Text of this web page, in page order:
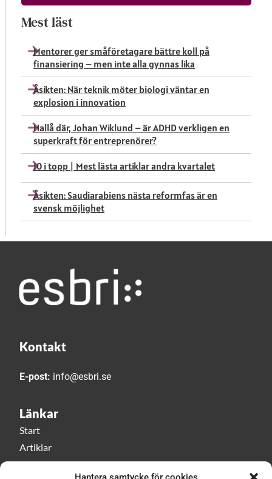
Mest läst
Mentorer ger småföretagare bättre koll på
finansiering – men inte alla gynnas lika
Åsikten: När teknik möter biologi väntar en
explosion i innovation
Hallå där, Johan Wiklund – är ADHD verkligen en
superkraft för entreprenörer?
10 i topp | Mest lästa artiklar andra kvartalet
Åsikten: Saudiarabiens nästa reformfas är en
svensk möjlighet
Kontakt
E-post: info@esbri.se
Länkar
Start
Artiklar
Esbri play